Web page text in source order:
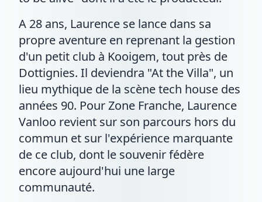
A 28 ans, Laurence se lance dans sa
propre aventure en reprenant la gestion
d'un petit club à Kooigem, tout près de
Dottignies. Il deviendra "At the Villa", un
lieu mythique de la scène tech house des
années 90. Pour Zone Franche, Laurence
Vanloo revient sur son parcours hors du
commun et sur l'expérience marquante
de ce club, dont le souvenir fédère
encore aujourd'hui une large
communauté.